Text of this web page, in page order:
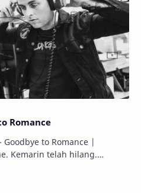
Romance
to Romance |